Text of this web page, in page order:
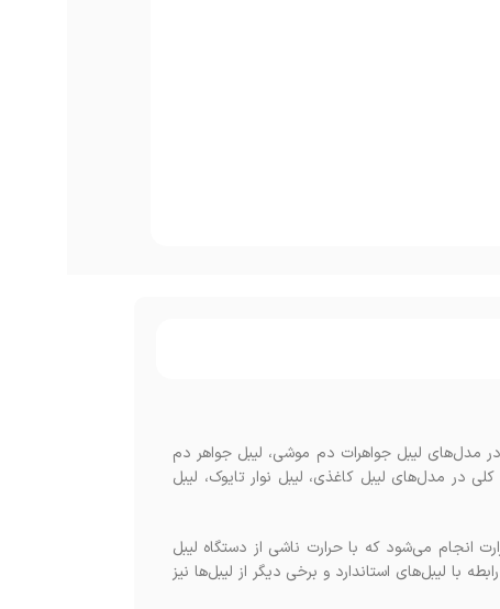
مدل‌های لیبل جواهرات دم موشی، لیبل جواهر دم
در مدل‌های لیبل کاغذی، لیبل نوار تایوک، لیبل
انجام می‌شود که با حرارت ناشی از دستگاه لیبل
با لیبل‌های استاندارد و برخی دیگر از لیبل‌ها نیز